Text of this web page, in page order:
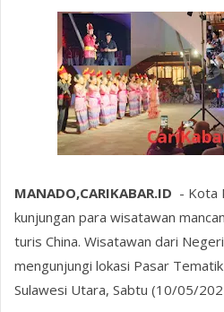
MANADO,CARIKABAR.ID - Kota
kunjungan para wisatawan
turis China. Wisatawan dari
mengunjungi lokasi Pasar
Sulawesi Utara, Sabtu (10/05/